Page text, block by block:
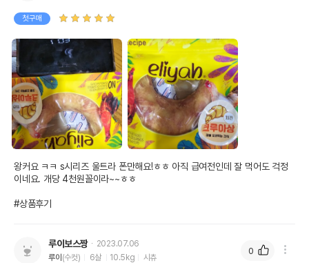
첫구매
왕커요 ㅋㅋ s시리즈 울트라 폰만해요!ㅎㅎ 아직 급여전인데 잘 먹어도 걱정
이네요. 개당 4천원꼴이라~~ㅎㅎ
#상품후기
루이보스짱
2023.07.06
루이 (수컷) 6살 10.5kg 시츄
0